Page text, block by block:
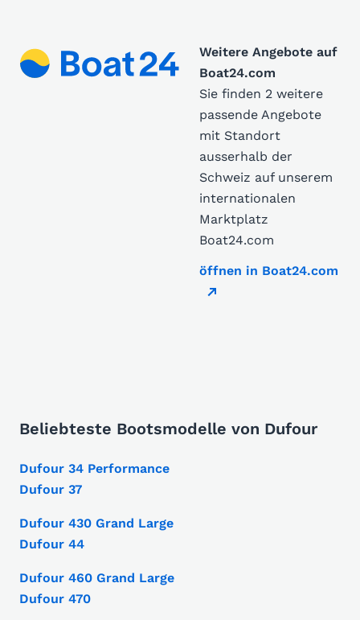
Weitere Angebote auf
Boat24.com
Sie finden 2 weitere
passende Angebote
mit Standort
ausserhalb der
Schweiz auf unserem
internationalen
Marktplatz
Boat24.com
öffnen in Boat24.com
Beliebteste Bootsmodelle von Dufour
Dufour 34 Performance
Dufour 37
Dufour 430 Grand Large
Dufour 44
Dufour 460 Grand Large
Dufour 470